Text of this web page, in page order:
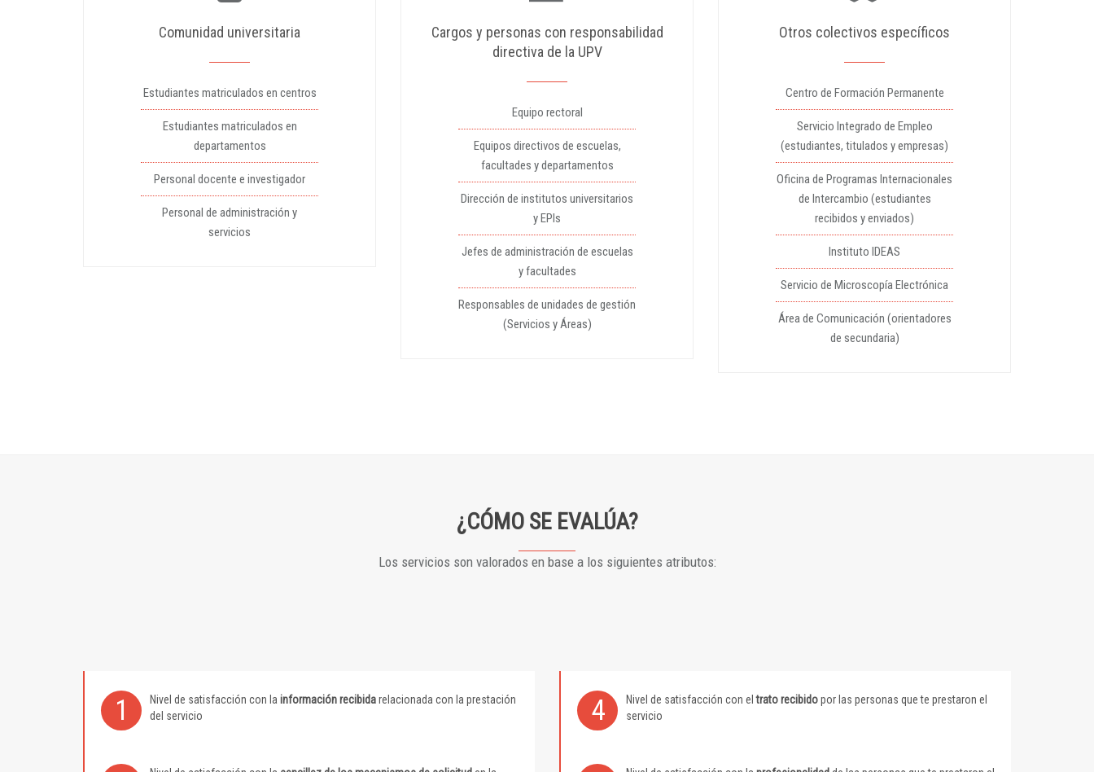
Comunidad universitaria
Estudiantes matriculados en centros
Estudiantes matriculados en
departamentos
Personal docente e investigador
Personal de administración y
servicios
Cargos y personas con responsabilidad
directiva de la UPV
Equipo rectoral
Equipos directivos de escuelas,
facultades y departamentos
Dirección de institutos universitarios
y EPIs
Jefes de administración de escuelas
y facultades
Responsables de unidades de gestión
(Servicios y Áreas)
Otros colectivos específicos
Centro de Formación Permanente
Servicio Integrado de Empleo
(estudiantes, titulados y empresas)
Oficina de Programas Internacionales
de Intercambio (estudiantes
recibidos y enviados)
Instituto IDEAS
Servicio de Microscopía Electrónica
Área de Comunicación (orientadores
de secundaria)
¿CÓMO SE EVALÚA?
Los servicios son valorados en base a los siguientes atributos:
1 Nivel de satisfacción con la información recibidarelacionada con la prestación
del servicio
4 Nivel de satisfacción con eltrato recibidopor las personas que te prestaron el
servicio